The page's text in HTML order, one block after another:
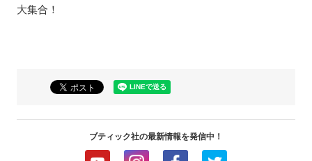
大集合！
ブティック社の最新情報を発信中！